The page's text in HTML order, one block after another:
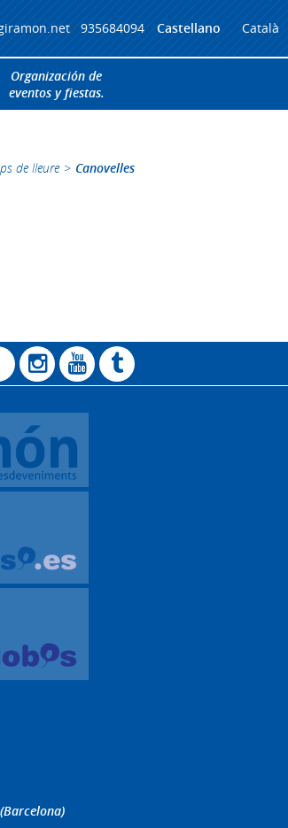
| 935684094 Castellano Català
Organización de
eventos y fiestas.
de lleure > Canovelles